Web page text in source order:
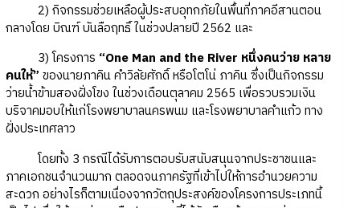
2) กิจกรรมช่วยเหลือผู้ประสบอุทกภัยในพื้นที่ภาคอีสานตอน
กลางโดย บิณฑ์ บันลือฤทธิ์ ในช่วงปลายปี 2562 และ
3) โครงการ “One Man and the River หนึ่งคนว่าย หลาย
คนให้” ของนายภาคิน คำวิลัยศักดิ์ หรือโตโน่ ภาคิน ซึ่งเป็นกิจกรรม
ว่ายน้ำข้ามสองฝั่งโขง ในช่วงเดือนตุลาคม 2565 เพื่อรวบรวมเงิน
บริจาคมอบให้แก่โรงพยาบาลนครพนม และโรงพยาบาลคำแก้ว ทาง
ฝั่งประเทศลาว
โดยทั้ง 3 กรณีได้รับการตอบรับสนับสนุนจากประชาชนและ
ภาคเอกชนจำนวนมาก ตลอดจนภาครัฐที่เข้าไปให้การอำนวยความ
สะดวก อย่างไรก็ตามเนื่องจากวัตถุประสงค์ของโครงการประเภทนี้